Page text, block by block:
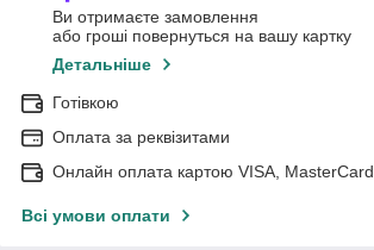
Ви отримаєте замовлення
або гроші повернуться на вашу картку
Детальніше
Готівкою
Оплата за реквізитами
Онлайн оплата картою VISA, MasterCard
Всі умови оплати